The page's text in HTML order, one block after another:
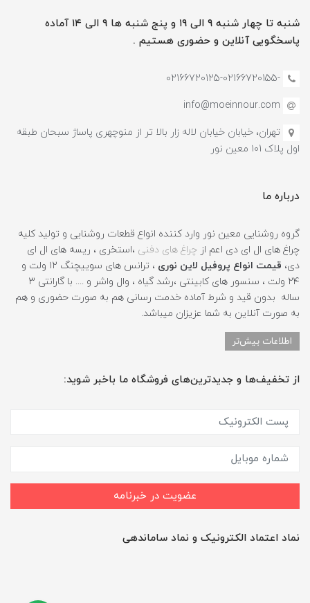
شنبه تا چهار شنبه ۹ الی ۱۹ و پنج شنبه ها ۹ الی ۱۴ آماده
پاسخگویی آنلاین و حضوری هستیم .
-02166720125-02166720155
info@moeinnour.com
تهران، خیابان خیابان لاله زار بالا تر از منوچهری پاساژ سبحان طبقه
اول پلاک ۱۰1 معین نور
درباره ما
گروه روشنایی معین نور وارد کننده انواع قطعات روشنایی و تولید کلیه
چراغ های ال ای دی اعم از چراغ های دفنی ،استخری ، ریسه های ال ای
دی، قیمت انواع پروفیل لاین نوری
، ترانس های سوییچنگ ۱۲ ولت و
۲۴ ولت ، سنسور های کابینتی ،رشد گیاه ، وال واشر و .... با گارانتی ۳
ساله بدون قید و شرط آماده خدمت رسانی هم به صورت حضوری و هم
به صورت آنلاین به شما عزیزان میباشد.
اطلاعات بیش‌تر
از تخفیف‌ها و جدیدترین‌های فروشگاه ما باخبر شوید:
عضویت در خبرنامه
نماد اعتماد الکترونیک و نماد ساماندهی